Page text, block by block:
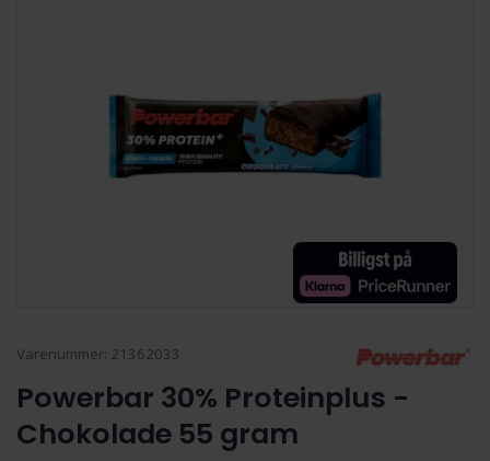
Varenummer: 21362033
Powerbar 30% Proteinplus -
Chokolade 55 gram